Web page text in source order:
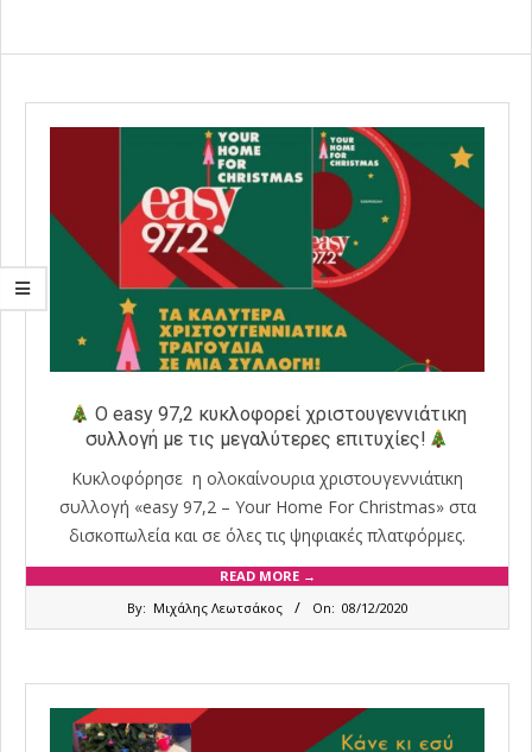
Ο easy 97,2 κυκλοφορεί χριστουγεννιάτικη
συλλογή με τις μεγαλύτερες επιτυχίες!
Κυκλοφόρησε η ολοκαίνουρια χριστουγεννιάτικη
συλλογή «easy 97,2 – Your Home For Christmas» στα
δισκοπωλεία και σε όλες τις ψηφιακές πλατφόρμες.
READ MORE →
By: Μιχάλης Λεωτσάκος On: 08/12/2020